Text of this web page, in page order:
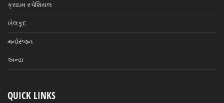
ક્રાઇમ સ્પેશિયલ
ખેલકૂદ
મનોરંજન
અન્ય
QUICK LINKS